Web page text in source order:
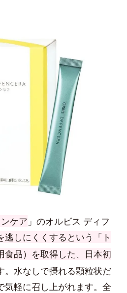
ケア 」のオルビス ディフ
逃しにくくするという「ト
食品）を取得した、日本初
。水なしで摂れる顆粒状だ
気軽に召し上がれます。全